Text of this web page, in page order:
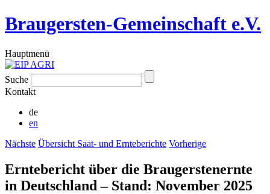
Braugersten-Gemeinschaft e.V.
Hauptmenü
Suche
Kontakt
de
en
Nächste Übersicht Saat- und Ernteberichte Vorherige
Erntebericht über die Braugerstenernte
in Deutschland – Stand: November 2025